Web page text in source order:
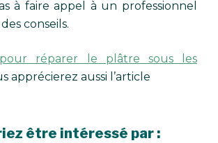
à faire appel à un professionnel
conseils.
pour réparer le plâtre sous les
apprécierez aussi l’article
être intéressé par :